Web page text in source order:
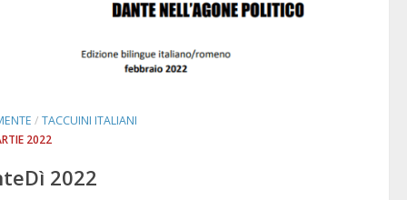
/ TACCUINI ITALIANI
2022
2022